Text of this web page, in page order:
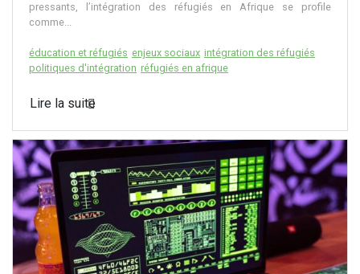
pressants, l’intégration des réfugiés en Afrique se profile
comme...
éducation et réfugiés enjeux sociaux intégration des réfugiés
politiques d'intégration réfugiés en afrique
Lire la suite